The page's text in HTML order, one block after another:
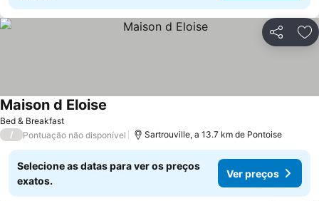
Partilhar
Bed & Breakfast
Maison d Eloise
/ Pontuação não disponível Sartrouville, a 13.7 km de Pontoise
Selecione as datas para ver os preços
exatos.
Ver preços